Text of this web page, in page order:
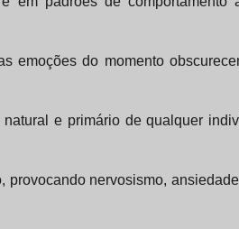
emoções do momento
e primário de qualquer
nervosismo,